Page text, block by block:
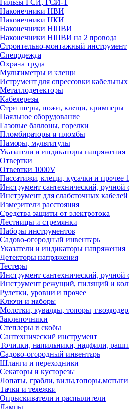
Гильзы ГСИ, ГСИ-Т
Наконечники НВИ
Наконечники НКИ
Наконечники НШВИ
Наконечники НШВИ на 2 провода
Строительно-монтажный инструмент
Спецодежда
Охрана труда
Мультиметры и клещи
Иструмент для опрессовки
Металлодетекторы
Кабелерезы
Стрипперы, ножи, клещи, кримперы
Паяльное оборудование
Газовые баллоны, горелки
Пломбираторы и пломбы
Наморы, мультитулы
Указатели и индикаторы напряжения
Отвертки
Отвертки 1000V
Пассатижи, клещи, кусачки и прочее
Инструмент сантехнический, ручной
Инструмент для слаботочных кабелей
Измерители расстояния
Средства защиты от электротока
Лестницы и стремянки
Наборы инструментов
Садово-огородный инвентарь
Указатели и индикаторы напряжения
Детекторы напряжения
Тестеры
Инструмент сантехнический, ручной
Инструмент режущий, пилящий и
Рулетки, уровни и прочее
Ключи и наборы
Молотки, кувалды, топоры,
Заклепочники
Степлеры и скобы
Сантехнический инструмент
Точилки, напильники, надфили,
Садово-огородный инвентарь
Шланги и переходники
Секаторы и кусторезы
Лопаты, грабли, вилы,топоры,мотыги
Тачки и тележки
Опрыскиватели и распылители
Лампы